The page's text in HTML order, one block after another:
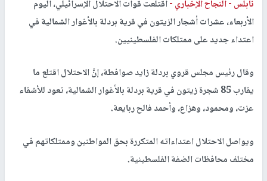
نابلس -النجاح الإخباري -اقتلعت قوات الاحتلال الإسرائيلي، اليوم
الأربعاء، عشرات أشجار الزيتون في قرية بردلة بالأغوار الشمالية في
اعتداء جديد على ممتلكات الفلسطينيين.
وقال رئيس مجلس قروي بردلة زايد صوافطة، إنَّ الاحتلال اقتلع ما
يقارب 85 شجرة زيتون في قرية بردلة بالأغوار الشمالية، تعود للأشقاء
عزت، ومحمود، وهزاع، وأحمد فالح ربايعة.
ويواصل الاحتلال اعتداءاته المتكررة بحق المواطنين وممتلكاتهم في
مختلف محافظات الضفة الفلسطينية.